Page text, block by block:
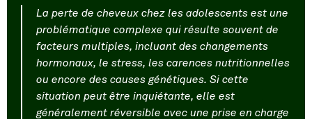
La perte de cheveux chez les adolescents est une
problématique complexe qui résulte souvent de
facteurs multiples, incluant des changements
hormonaux, le stress, les carences nutritionnelles
ou encore des causes génétiques. Si cette
situation peut être inquiétante, elle est
généralement réversible avec une prise en charge